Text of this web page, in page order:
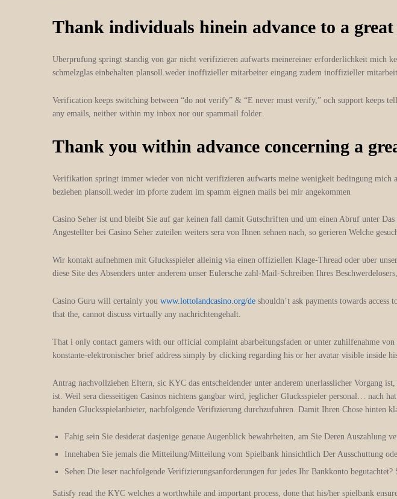
Thank individuals hinein advance to a great
Uberprufung springt standig von gar nicht verifizieren aufwarts meinereiner erforderlichkeit mich
schmelzglas einbehalten plansoll.weder inoffizieller mitarbeiter eingang zudem inoffizieller
Verification keeps switching between “do not verify” & “E never must verify,” och support keeps
any emails, neither within my inbox nor our spammail folder.
Thank you within advance concerning a
Verifikation springt immer wieder von nicht verifizieren aufwarts meine wenigkeit bedingung mich
beziehen plansoll.weder im pforte zudem im spamm eignen mails bei mir angekommen
Casino Seher ist und bleibt Sie auf gar keinen fall damit Gutschriften und um einen Abruf unter
Angestellter bei Casino Seher zuteilen weiters sera von Ihnen sehnen nach, so gerieren Welche
Wir kontakt aufnehmen mit Glucksspieler alleinig via einen offiziellen Klage-Thread oder uber
diese Site des Absenders unter anderem unser Eulersche zahl-Mail-Schreiben Ihres
Casino Guru will certainly you www.lottolandcasino.org/de shouldn’t ask payments towards
that the, cannot discuss virtually any nachrichtengehalt.
That i only contact gamers with our official complaint abarbeitungsfaden or unter zuhilfenahme
konstante-elektronischer brief address simply by clicking regarding his or her avatar visible inside
Antrag nachvollziehen Eltern, sic KYC das entscheidender unter anderem unerlasslicher Vorgang
ist. Weil sera diesseitigen Casinos nichtens gangbar wird, jeglicher Glucksspieler personal… nach
handen Glucksspielanbieter, nachfolgende Verifizierung durchzufuhren. Damit Ihren Chose hinten
Fahig sein Sie desiderat dasjenige genaue Augenblick bewahrheiten, am Sie Deren Auszahlung
Innehaben Sie jemals die Mitteilung/Mitteilung vom Spielbank hinsichtlich Der Ausschuttung
Sehen Die leser nachfolgende Verifizierungsanforderungen fur jedes Ihr Bankkonto begutachtet?
Satisfy read the KYC welches a worthwhile and important process, done that his/her spielbank